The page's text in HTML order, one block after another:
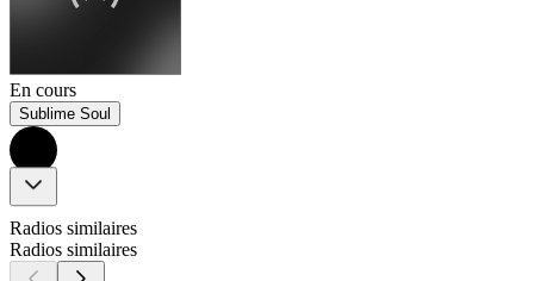
En cours
Sublime Soul
Radios similaires
Radios similaires